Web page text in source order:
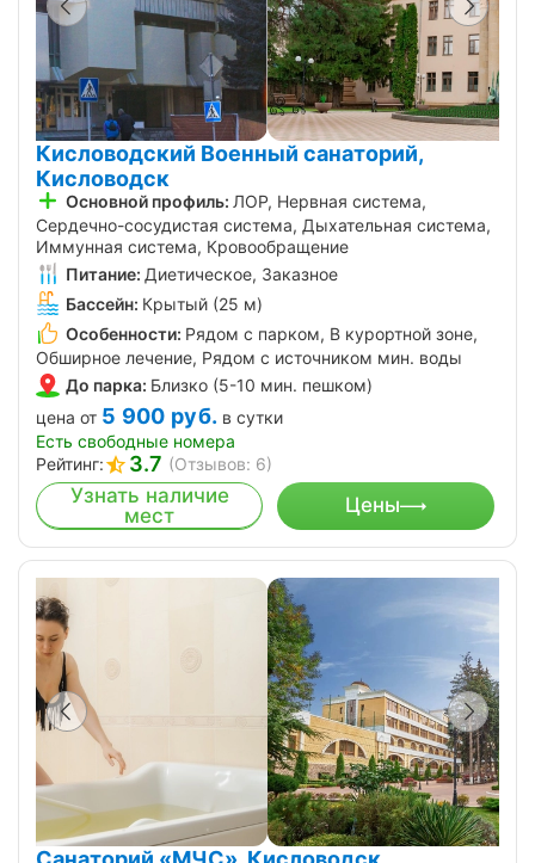
Кисловодский Военный санаторий,
Кисловодск
Основной профиль: ЛОР, Нервная система,
Сердечно-сосудистая система, Дыхательная система,
Иммунная система, Кровообращение
Питание: Диетическое, Заказное
Бассейн: Крытый (25 м)
Особенности: Рядом с парком, В курортной зоне,
Обширное лечение, Рядом с источником мин. воды
До парка: Близко (5-10 мин. пешком)
цена от 5 900 руб. в сутки
Есть свободные номера
Рейтинг:
3.7 (Отзывов: 6)
Узнать наличие
мест
Цены